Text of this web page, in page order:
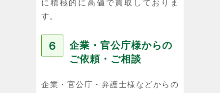
に積極的に高値で買取しておりま
す。
６
企業・官公庁様からの
ご依頼・ご相談
企業・官公庁・弁護士様などからの